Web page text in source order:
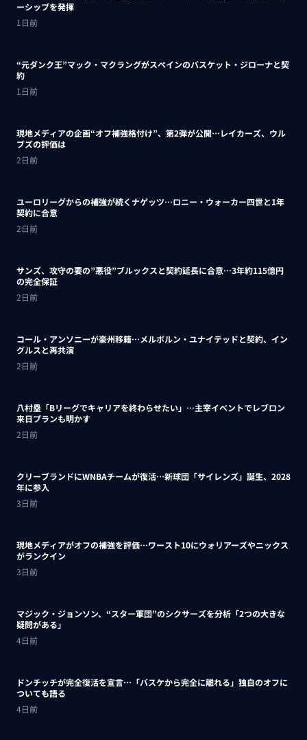
ーシップを発揮
1日前
“元ダンク王”マック・マクラングがスペインのバスケット・ジローナと契
約
1日前
現地メディアの企画“オフ補強格付け”、第2弾が公開…レイカーズ、ウル
ブズの評価は
2日前
ユーロリーグからの補強が続くナゲッツ…ロニー・ウォーカー四世と1年
契約に合意
2日前
サンズ、攻守の要の”悪役”ブルックスと契約延長に合意…3年約115億円
の完全保証
2日前
コール・アンソニーが豪州移籍…メルボルン・ユナイテッドと契約、イン
グルスと再共演
2日前
八村塁「Bリーグでキャリアを終わらせたい」…主宰イベントでレブロン
来日プランも明かす
2日前
クリーブランドにWNBAチームが復活…新球団「サイレンズ」誕生、2028
年に参入
3日前
現地メディアがオフの補強を評価…ワースト10にウォリアーズやニックス
がランクイン
3日前
マジック・ジョンソン、“スター軍団”のシクサーズを分析「2つの大きな
疑問がある」
4日前
ドンチッチが完全復活を宣言…「バスケから完全に離れる」独自のオフに
ついても語る
4日前